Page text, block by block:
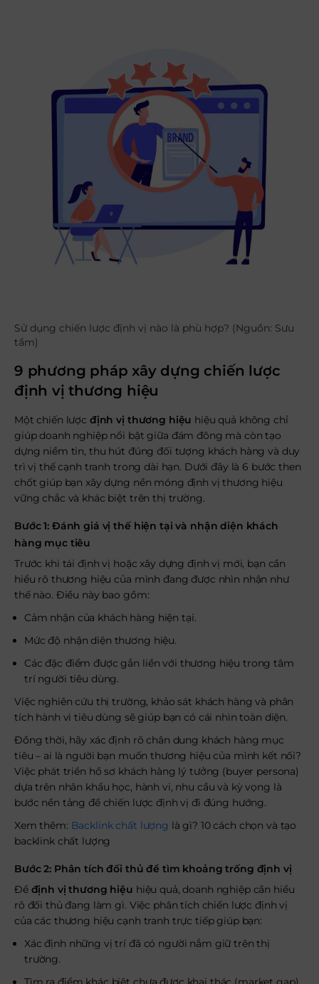
Sử dụng chiến lược định vị nào là phù hợp? (Nguồn: Sưu
tầm)
9 phương pháp xây dựng chiến lược
định vị thương hiệu
Một chiến lược định vị thương hiệu hiệu quả không chỉ
giúp doanh nghiệp nổi bật giữa đám đông mà còn tạo
dựng niềm tin, thu hút đúng đối tượng khách hàng và duy
trì vị thế cạnh tranh trong dài hạn. Dưới đây là 6 bước then
chốt giúp bạn xây dựng nền móng định vị thương hiệu
vững chắc và khác biệt trên thị trường.
Bước 1: Đánh giá vị thế hiện tại và nhận diện khách
hàng mục tiêu
Trước khi tái định vị hoặc xây dựng định vị mới, bạn cần
hiểu rõ thương hiệu của mình đang được nhìn nhận như
thế nào. Điều này bao gồm:
Cảm nhận của khách hàng hiện tại.
Mức độ nhận diện thương hiệu.
Các đặc điểm được gắn liền với thương hiệu trong tâm
trí người tiêu dùng.
Việc nghiên cứu thị trường, khảo sát khách hàng và phân
tích hành vi tiêu dùng sẽ giúp bạn có cái nhìn toàn diện.
Đồng thời, hãy xác định rõ chân dung khách hàng mục
tiêu – ai là người bạn muốn thương hiệu của mình kết nối?
Việc phát triển hồ sơ khách hàng lý tưởng (buyer persona)
dựa trên nhân khẩu học, hành vi, nhu cầu và kỳ vọng là
bước nền tảng để chiến lược định vị đi đúng hướng.
Xem thêm: Backlink chất lượng là gì? 10 cách chọn và tạo
backlink chất lượng
Bước 2: Phân tích đối thủ để tìm khoảng trống định vị
Để định vị thương hiệu hiệu quả, doanh nghiệp cần hiểu
rõ đối thủ đang làm gì. Việc phân tích chiến lược định vị
của các thương hiệu cạnh tranh trực tiếp giúp bạn:
Xác định những vị trí đã có người nắm giữ trên thị
trường.